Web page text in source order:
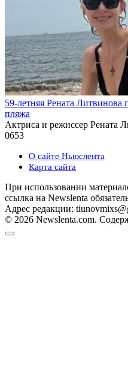
59-летняя Рената Литвинова
пляжа
Актриса и режиссер Рената
0653
О сайте Ньюслента
Карта сайта
При использовании
ссылка на Newslenta
Адрес редакции:
© 2026 Newslenta.com.